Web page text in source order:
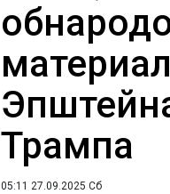
Трампа
05:11 27.09.2025 Сб